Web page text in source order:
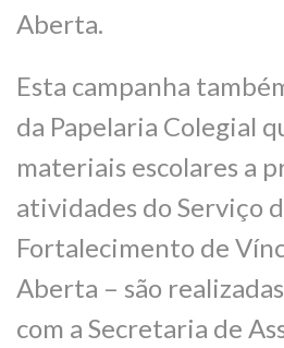
Aberta.
Esta campanha
da Papelaria Colegial
materiais escolares a
atividades do Serviço
Fortalecimento de
Aberta – são
com a Secretaria de